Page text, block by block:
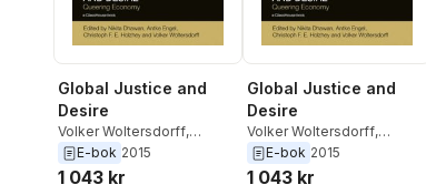
Global Justice and
Desire
Volker Woltersdorff,
Christoph Holzhey
Engel,Nikita Dhawan
E-bok 2015
1 043 kr
Global Justice and
Desire
Volker Woltersdorff,
Christoph Holzhey
Engel,Nikita Dhawan
E-bok 2015
1 043 kr